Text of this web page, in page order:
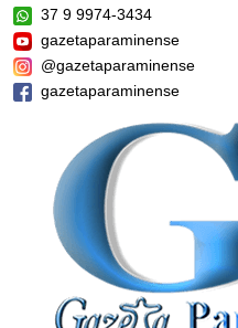
37 9 9974-3434
gazetaparaminense
@gazetaparaminense
gazetaparaminense